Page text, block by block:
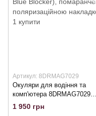
Артикул: 8DRMAG7029
Окуляри для водіння та
комп'ютера 8DRMAG7029
Magnetic-1 (Drive Digital Blue
Blocker), помаранчеві з
1 950 грн